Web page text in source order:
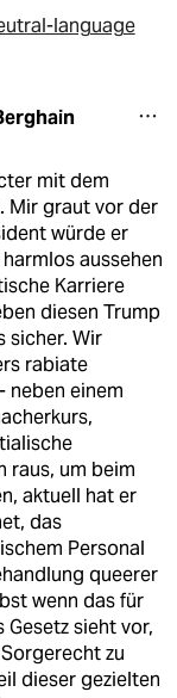
language
mit dem
Mir graut vor der
würde er
aussehen
Karriere
diesen Trump
sicher. Wir
rabiate
neben einem
raus, um beim
aktuell hat er
das
Personal
queerer
wenn das für
sieht vor,
zu
dieser gezielten